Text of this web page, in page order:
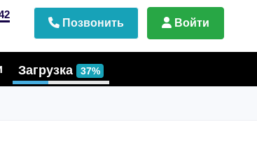
Позвонить Войти
Загрузка 37%